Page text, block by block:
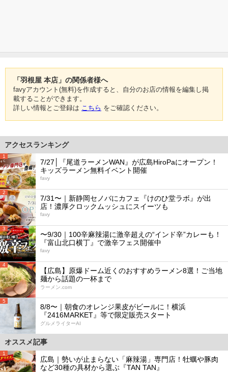
「羽根屋 本店」の関係者様へ
favyアカウント(無料)を作成すると、自分のお店の情報を編集し掲
載することができます。
詳しい情報とご登録は こちら をご確認ください。
アクセスランキング
1
7/27│『尾道ラーメンWAN』が広島HiroPaにオープン！
キッズラーメン無料イベント開催
favy
2
7/31〜｜新静岡セノバにカフェ『けのひ堂ラボ』が出
店！濃厚クロックムッシュにスイーツも
favy
3
〜9/30｜100辛麻辣湯に激辛超えの“インド辛”カレーも！
『富山北口横丁』で激辛フェス開催中
favy
4
【広島】原爆ドーム近くのおすすめラーメン8選！ご当地
麺から話題の一杯まで
ラーメン.com
5
8/8〜｜朝食のオレンジ果皮がビールに！横浜
『2416MARKET』等で限定販売スタート
グルメライターAI
オススメ記事
1
広島｜勢いが止まらない「麻辣湯」専門店！牡蠣や豚肉
など30種の具材から選ぶ『TAN TAN』